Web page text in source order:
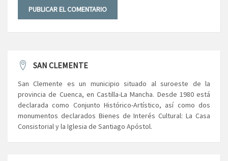
SAN CLEMENTE
San Clemente es un municipio situado al suroeste de la
provincia de Cuenca, en Castilla-La Mancha. Desde 1980 está
declarada como Conjunto Histórico-Artístico, así como dos
monumentos declarados Bienes de Interés Cultural: La Casa
Consistorial y la Iglesia de Santiago Apóstol.